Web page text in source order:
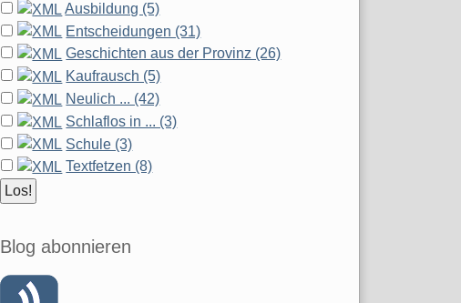
Ausbildung (5)
Entscheidungen (31)
Geschichten aus der Provinz (26)
Kaufrausch (5)
Neulich ... (42)
Schlaflos in ... (3)
Schule (3)
Textfetzen (8)
Blog abonnieren